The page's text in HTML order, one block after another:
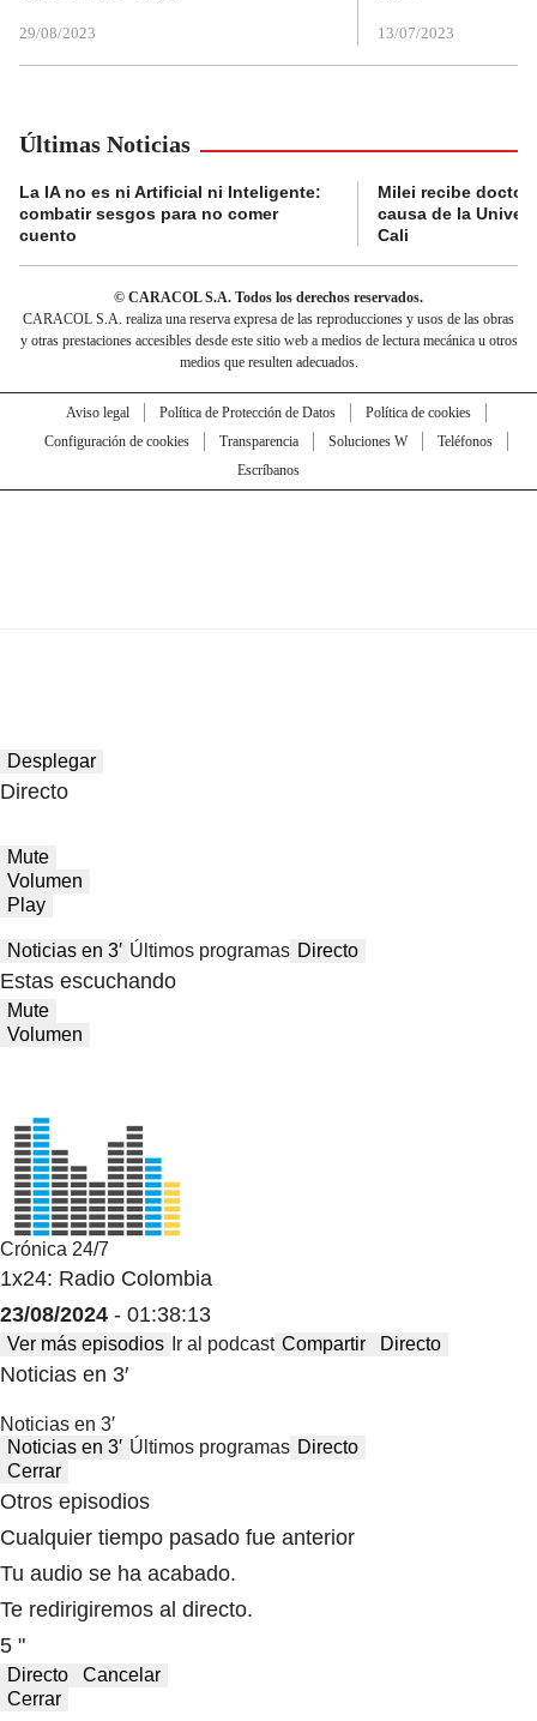
29/08/2023 13/07/2023
Últimas Noticias
La IA no es ni Artificial ni Inteligente:
combatir sesgos para no comer
cuento
Milei recibe
causa de la
Cali
© CARACOL S.A. Todos los derechos reservados.
CARACOL S.A. realiza una reserva expresa de las reproducciones y usos de las obras
y otras prestaciones accesibles desde este sitio web a medios de lectura mecánica u otros
medios que resulten adecuados.
Aviso legal Política de Protección de Datos
Política de cookies
Configuración de cookies
Transparencia Soluciones W
Teléfonos
Escríbanos
Desplegar
Directo
Mute
Volumen
Play
Noticias en 3′ Últimos programas Directo
Estas escuchando
Mute
Volumen
Crónica 24/7
1x24: Radio Colombia
23/08/2024 - 01:38:13
Ver más episodios Ir al podcast Compartir Directo
Noticias en 3′
Noticias en 3′
Noticias en 3′ Últimos programas Directo
Cerrar
Otros episodios
Cualquier tiempo pasado fue anterior
Tu audio se ha acabado.
Te redirigiremos al directo.
5 "
Directo
Cancelar
Cerrar